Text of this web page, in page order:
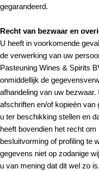
gegarandeerd.
Recht van bezwaar en
U heeft in voorkomende
de verwerking van uw
Pasteuning Wines & Spirits
onmiddellijk de
afhandeling van uw
afschriften en/of kopieën
u ter beschikking stellen en
heeft bovendien het recht
besluitvorming of profiling te
gegevens niet op zodanige
u van mening dat dit wel zo